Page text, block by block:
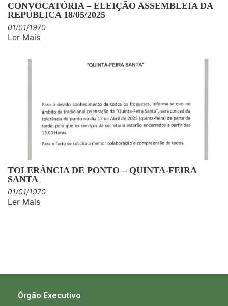
CONVOCATÓRIA – ELEIÇÃO ASSEMBLEIA DA
REPÚBLICA 18/05/2025
01/01/1970
Ler Mais
TOLERÂNCIA DE PONTO – QUINTA-FEIRA
SANTA
01/01/1970
Ler Mais
Órgão Executivo